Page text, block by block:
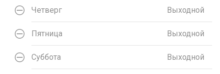
Четверг Выходной
Пятница Выходной
Суббота Выходной